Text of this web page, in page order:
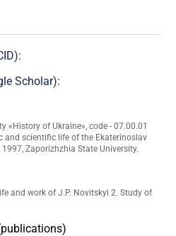
Scholar):
«History of Ukraine», code - 07.00.01
and scientific life of the Ekaterinoslav
Zaporizhzhia State University.
and work of J.P. Novitskyi 2. Study of